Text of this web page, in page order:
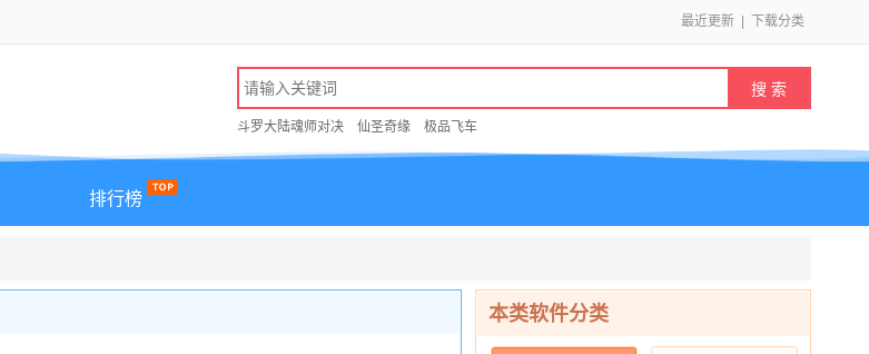
最近更新 下载分类
斗罗大陆魂师对决 仙圣奇缘 极品飞车
排行榜
本类软件分类